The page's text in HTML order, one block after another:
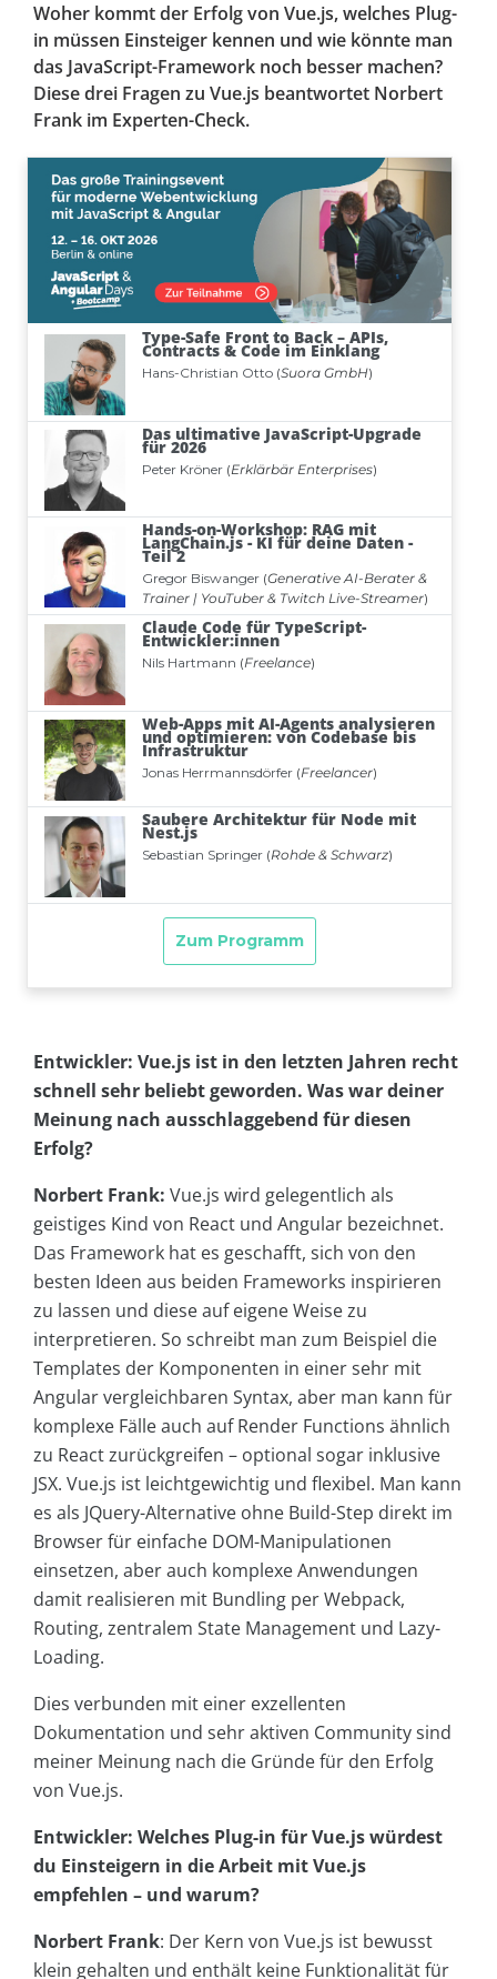
Woher kommt der Erfolg von Vue.js, welches Plug-
in müssen Einsteiger kennen und wie könnte man
das JavaScript-Framework noch besser machen?
Diese drei Fragen zu Vue.js beantwortet Norbert
Frank im Experten-Check.
Entwickler: Vue.js ist in den letzten Jahren recht
schnell sehr beliebt geworden. Was war deiner
Meinung nach ausschlaggebend für diesen
Erfolg?
Norbert Frank: Vue.js wird gelegentlich als
geistiges Kind von React und Angular bezeichnet.
Das Framework hat es geschafft, sich von den
besten Ideen aus beiden Frameworks inspirieren
zu lassen und diese auf eigene Weise zu
interpretieren. So schreibt man zum Beispiel die
Templates der Komponenten in einer sehr mit
Angular vergleichbaren Syntax, aber man kann für
komplexe Fälle auch auf Render Functions ähnlich
zu React zurückgreifen – optional sogar inklusive
JSX. Vue.js ist leichtgewichtig und flexibel. Man kann
es als JQuery-Alternative ohne Build-Step direkt im
Browser für einfache DOM-Manipulationen
einsetzen, aber auch komplexe Anwendungen
damit realisieren mit Bundling per Webpack,
Routing, zentralem State Management und Lazy-
Loading.
Dies verbunden mit einer exzellenten
Dokumentation und sehr aktiven Community sind
meiner Meinung nach die Gründe für den Erfolg
von Vue.js.
Entwickler: Welches Plug-in für Vue.js würdest
du Einsteigern in die Arbeit mit Vue.js
empfehlen – und warum?
Norbert Frank: Der Kern von Vue.js ist bewusst
klein gehalten und enthält keine Funktionalität für